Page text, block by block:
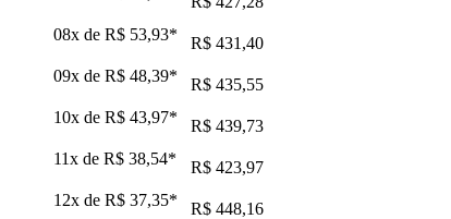
08x de R$ 53,93*
R$ 431,40
09x de R$ 48,39*
R$ 435,55
10x de R$ 43,97*
R$ 439,73
11x de R$ 38,54*
R$ 423,97
12x de R$ 37,35* R$ 448,16